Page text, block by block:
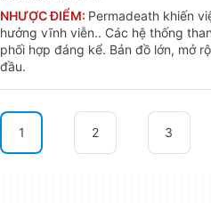
NHƯỢC ĐIỂM: Permadeath khiến
hưởng vĩnh viễn.. Các hệ thống
phối hợp đáng kể. Bản đồ lớn, mở
đầu.
1 2 3